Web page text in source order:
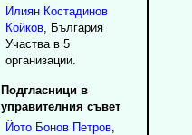
Илиян Костадинов
Койков, България
Участва в 5
организации.
Подгласници в
управителния съвет
Йото Бонов Петров,